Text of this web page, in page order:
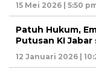
15 Mei 2026 | 5:50
Patuh Hukum,
Putusan KI Jabar
12 Januari 2026 |